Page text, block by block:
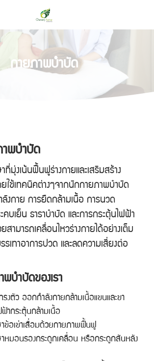
กายภาพบำบัด
าพบำบัด
ที่มุ่งเน้นฟื้นฟูร่างกายและเสริมสร้าง
ยใช้เทคนิคต่างๆจากนักกายภาพบำบัด
ลังกาย การยืดกล้ามเนื้อ การนวด
บเย็น ธาราบำบัด และการกระตุ้นไฟฟ้า
สามารถเคลื่อนไหวร่างกายได้อย่างเต็ม
เทาอาการปวด และลดความเสี่ยงต่อ
พบำบัดของเรา
งตัว ออกกำลังกายกล้ามเนื้อแขนและขา
ฟ้ากระตุ้นกล้ามเนื้อ
าข้อเข่าเสื่อมด้วยกายภาพฟื้นฟู
าหมอนรองกระดูกเคลื่อน หรือกระดูกสันหลัง